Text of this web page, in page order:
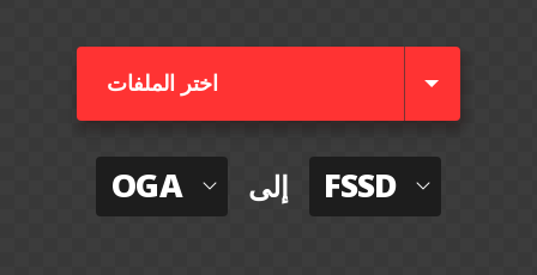
اختر الملفات
OGA إلى FSSD